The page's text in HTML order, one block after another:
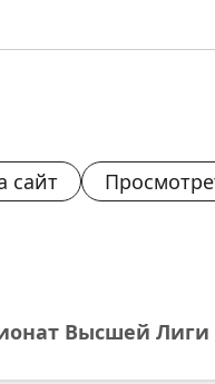
сайт
Высшей